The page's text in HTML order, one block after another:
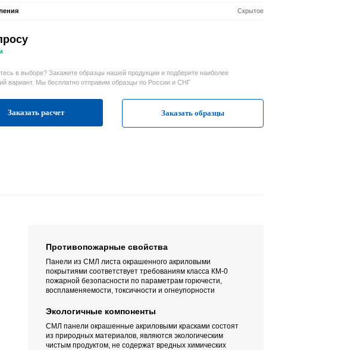
Скрытое
в выборе? Закажите образцы нашей продукции и подберите наиболее
вариант. Мы бесплатно отправим образцы по России и СНГ
Заказать расчет Заказать образцы
Противопожарные свойства
Панели из СМЛ листа окрашенного акриловыми
покрытиями соответствует требованиям класса КМ-0
пожарной безопасности по параметрам горючести,
воспламеняемости, токсичности и огнеупорности
Экологичные компоненты
СМЛ панели окрашенные акриловыми красками состоят
из природных материалов, являются экологическим
чистым продуктом, не содержат вредных химических